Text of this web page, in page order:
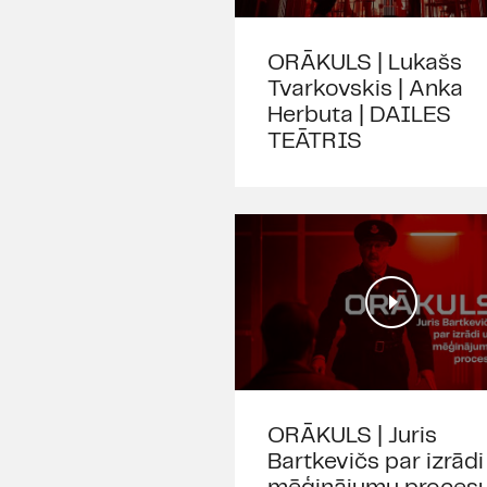
ORĀKULS | Lukašs
Tvarkovskis | Anka
Herbuta | DAILES
TEĀTRIS
ORĀKULS | Juris
Bartkevičs par izrādi